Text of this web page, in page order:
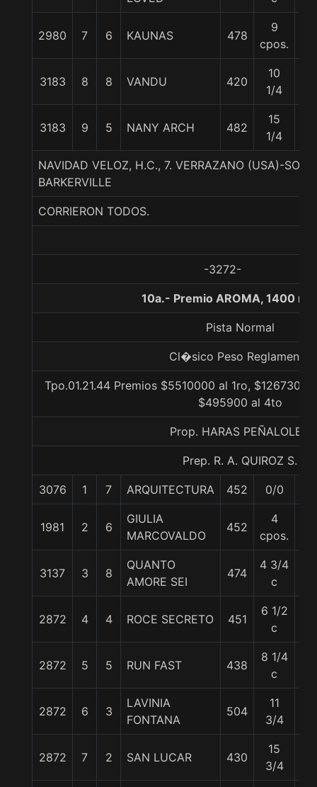
2980 7 6 KAUNAS 478
9
cpos.
3183 8 8 VANDU 420
10
1/4
3183 9 5 NANY ARCH 482
15
1/4
NAVIDAD VELOZ, H.C., 7. VERRAZANO (USA)-
BARKERVILLE
CORRIERON TODOS.
-3272-
10a.- Premio AROMA, 1400
Pista Normal
Cl�sico Peso Reglamento
Tpo.01.21.44 Premios $5510000 al 1ro, $1267300
$495900 al 4to
Prop. HARAS PEÑALOLEN
Prep. R. A. QUIROZ S.
3076 1 7 ARQUITECTURA 452 0/0
1981 2 6
GIULIA
MARCOVALDO
452
4
cpos.
3137 3 8
QUANTO
AMORE SEI
474
4 3/4
c
2872 4 4 ROCE SECRETO 451
6 1/2
c
2872 5 5 RUN FAST 438
8 1/4
c
2872 6 3
LAVINIA
FONTANA
504
11
3/4
2872 7 2 SAN LUCAR 430
15
3/4